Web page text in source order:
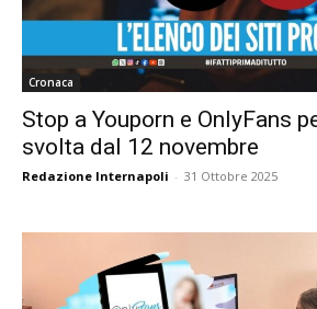
Cronaca
Stop a Youporn e OnlyFans
svolta dal 12 novembre
Redazione Internapoli - 31 Ottobre 2025